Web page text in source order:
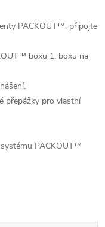
PACKOUT™: připojte
boxu 1, boxu na
přepážky pro vlastní
PACKOUT™